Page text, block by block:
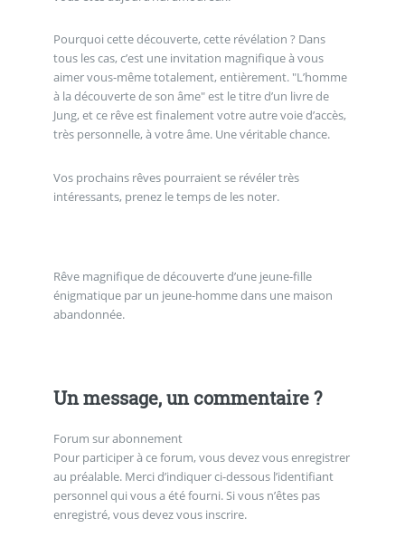
Pourquoi cette découverte, cette révélation ? Dans
tous les cas, c’est une invitation magnifique à vous
aimer vous-même totalement, entièrement. "L’homme
à la découverte de son âme" est le titre d’un livre de
Jung, et ce rêve est finalement votre autre voie d’accès,
très personnelle, à votre âme. Une véritable chance.
Vos prochains rêves pourraient se révéler très
intéressants, prenez le temps de les noter.
Rêve magnifique de découverte d’une jeune-fille
énigmatique par un jeune-homme dans une maison
abandonnée.
Un message, un commentaire ?
Forum sur abonnement
Pour participer à ce forum, vous devez vous enregistrer
au préalable. Merci d’indiquer ci-dessous l’identifiant
personnel qui vous a été fourni. Si vous n’êtes pas
enregistré, vous devez vous inscrire.